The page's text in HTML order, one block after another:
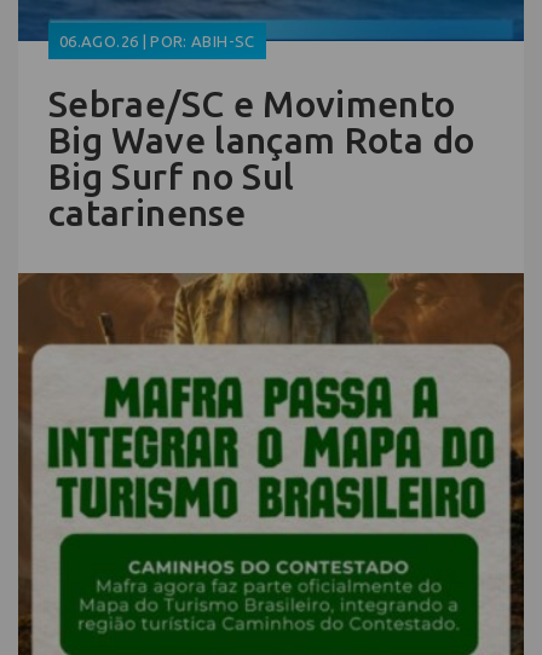
06.AGO.26 | POR: ABIH-SC
Sebrae/SC e Movimento
Big Wave lançam Rota do
Big Surf no Sul
catarinense